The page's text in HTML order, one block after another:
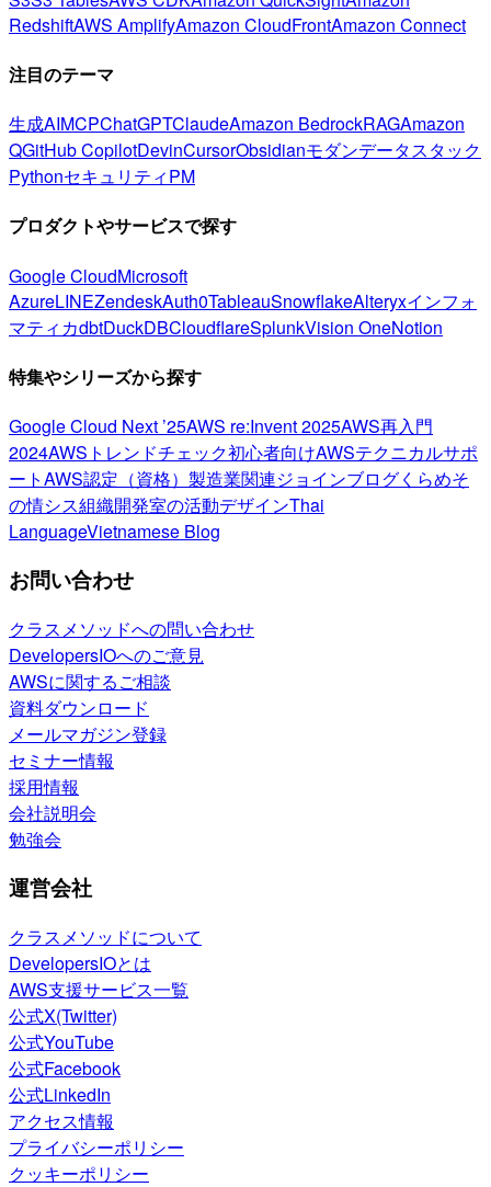
RedshiftAWS AmplifyAmazon CloudFrontAmazon Connect
注目のテーマ
生成AIMCPChatGPTClaudeAmazon BedrockRAGAmazon
QGitHub CopilotDevinCursorObsidianモダンデータスタック
PythonセキュリティPM
プロダクトやサービスで探す
Google CloudMicrosoft
AzureLINEZendeskAuth0TableauSnowflakeAlteryxインフォ
マティカdbtDuckDBCloudflareSplunkVision OneNotion
特集やシリーズから探す
Google Cloud Next ’25AWS re:Invent 2025AWS再入門
2024AWSトレンドチェック初心者向けAWSテクニカルサポ
ートAWS認定（資格） 製造業関連ジョインブログくらめそ
の情シス組織開発室の活動デザインThai
LanguageVietnamese Blog
お問い合わせ
クラスメソッドへの問い合わせ
DevelopersIOへのご意見
AWSに関するご相談
資料ダウンロード
メールマガジン登録
セミナー情報
採用情報
会社説明会
勉強会
運営会社
クラスメソッドについて
DevelopersIOとは
AWS支援サービス一覧
公式X(Twitter)
公式YouTube
公式Facebook
公式LinkedIn
アクセス情報
プライバシーポリシー
クッキーポリシー